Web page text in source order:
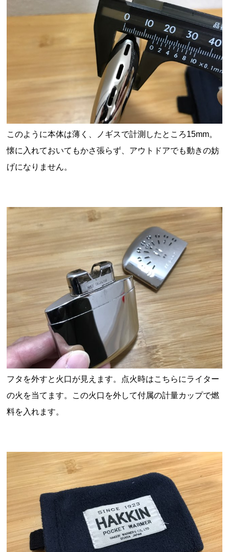
このように本体は薄く、ノギスで計測したところ15mm。
懐に入れておいてもかさ張らず、アウトドアでも動きの妨
げになりません。
フタを外すと火口が見えます。点火時はこちらにライター
の火を当てます。この火口を外して付属の計量カップで燃
料を入れます。